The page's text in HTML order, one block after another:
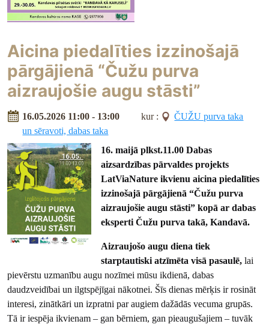
Aicina piedalīties izzinošajā
pārgājienā “Čužu purva
aizraujošie augu stāsti”
16.05.2026 11:00 - 13:00 kur :
ČUŽU purva taka
un sēravoti, dabas taka
16. maijā plkst.11.00 Dabas
aizsardzības pārvaldes projekts
LatViaNature ikvienu aicina piedalīties
izzinošajā pārgājienā “Čužu purva
aizraujošie augu stāsti” kopā ar dabas
eksperti Čužu purva takā, Kandavā.
Aizraujošo augu diena tiek
starptautiski atzīmēta visā pasaulē,lai
pievērstu uzmanību augu nozīmei mūsu ikdienā, dabas
daudzveidībai un ilgtspējīgai nākotnei. Šīs dienas mērķis ir rosināt
interesi, zinātkāri un izpratni par augiem dažādās vecuma grupās.
Tā ir iespēja ikvienam – gan bērniem, gan pieaugušajiem – tuvāk